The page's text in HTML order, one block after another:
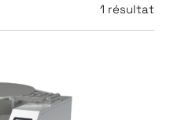
1 résultat